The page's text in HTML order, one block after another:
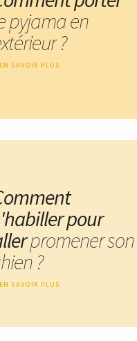
pyjama en
?
EN SAVOIR PLUS
pour
promener son
?
EN SAVOIR PLUS